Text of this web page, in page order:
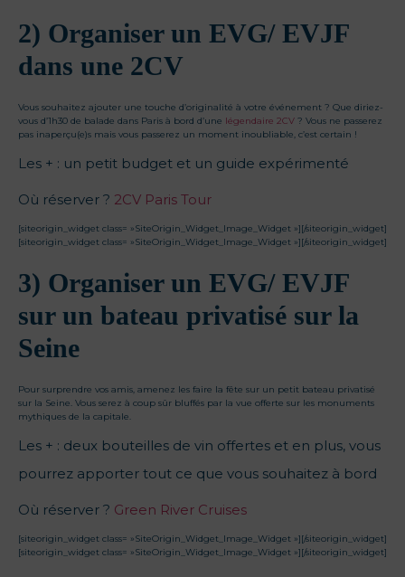
2) Organiser un EVG/ EVJF
dans une 2CV
Vous souhaitez ajouter une touche d’originalité à votre événement ? Que diriez-
vous d’1h30 de balade dans Paris à bord d’une légendaire 2CV ? Vous ne passerez
pas inaperçu(e)s mais vous passerez un moment inoubliable, c’est certain !
Les + : un petit budget et un guide expérimenté
Où réserver ? 2CV Paris Tour
[siteorigin_widget class= »SiteOrigin_Widget_Image_Widget »][/siteorigin_widget]
[siteorigin_widget class= »SiteOrigin_Widget_Image_Widget »][/siteorigin_widget]
3) Organiser un EVG/ EVJF
sur un bateau privatisé sur la
Seine
Pour surprendre vos amis, amenez les faire la fête sur un petit bateau privatisé
sur la Seine. Vous serez à coup sûr bluffés par la vue offerte sur les monuments
mythiques de la capitale.
Les + : deux bouteilles de vin offertes et en plus, vous
pourrez apporter tout ce que vous souhaitez à bord
Où réserver ? Green River Cruises
[siteorigin_widget class= »SiteOrigin_Widget_Image_Widget »][/siteorigin_widget]
[siteorigin_widget class= »SiteOrigin_Widget_Image_Widget »][/siteorigin_widget]